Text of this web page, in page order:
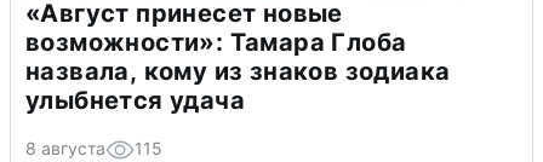
«Август принесет новые
возможности»: Тамара Глоба
назвала, кому из знаков зодиака
улыбнется удача
8 августа 115